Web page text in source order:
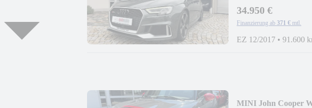
34.950 €
Finanzierung ab 371 € mtl.
EZ 12/2017 • 91.600
MINI John Cooper